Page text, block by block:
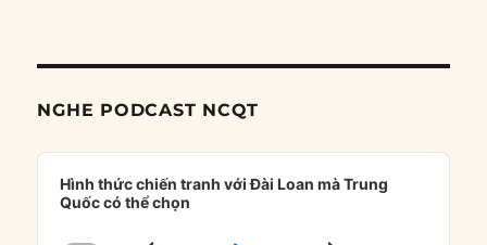
NGHE PODCAST NCQT
Audio
Player
Hình thức chiến tranh với Đài Loan mà Trung
Quốc có thể chọn